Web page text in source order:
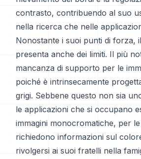
contrasto, contribuendo al suo
nella ricerca che nelle
Nonostante i suoi punti di forza,
presenta anche dei limiti. Il più
mancanza di supporto per le
poiché è intrinsecamente
grigi. Sebbene questo non sia
le applicazioni che si occupano
immagini monocromatiche, per
richiedono informazioni sul
rivolgersi ai suoi fratelli nella